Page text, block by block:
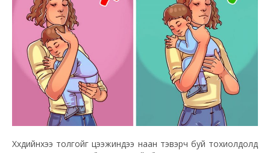
Хүүхдийнхээ толгойг цээжиндээ наан тэвэрч буй тохиолдолд